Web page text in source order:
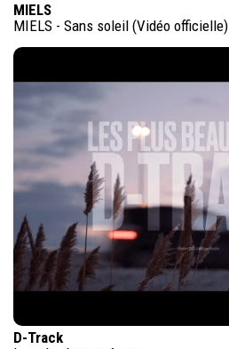
MIELS
MIELS - Sans soleil (Vidéo officielle)
D-Track